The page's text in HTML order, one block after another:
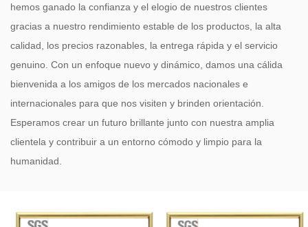
hemos ganado la confianza y el elogio de nuestros clientes
gracias a nuestro rendimiento estable de los productos, la alta
calidad, los precios razonables, la entrega rápida y el servicio
genuino. Con un enfoque nuevo y dinámico, damos una cálida
bienvenida a los amigos de los mercados nacionales e
internacionales para que nos visiten y brinden orientación.
Esperamos crear un futuro brillante junto con nuestra amplia
clientela y contribuir a un entorno cómodo y limpio para la
humanidad.